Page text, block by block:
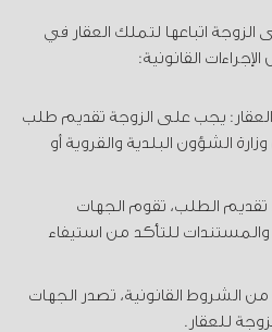
اتباعها لتملك العقار في
القانونية:
يجب على الزوجة تقديم طلب
الشؤون البلدية والقروية أو
الطلب، تقوم الجهات
والمستندات للتأكد من استيفاء
من الشروط القانونية، تصدر الجهات
للعقار.